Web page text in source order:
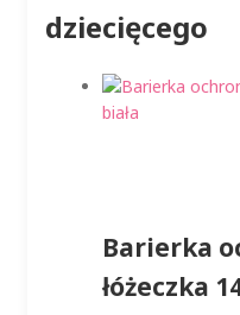
dziecięcego
Barierka
łóżeczka